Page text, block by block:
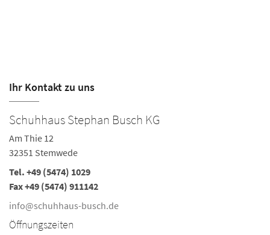
Ihr Kontakt zu uns
Schuhhaus Stephan Busch KG
Am Thie 12
32351 Stemwede
Tel. +49 (5474) 1029
Fax +49 (5474) 911142
info@schuhhaus-busch.de
Öffnungszeiten